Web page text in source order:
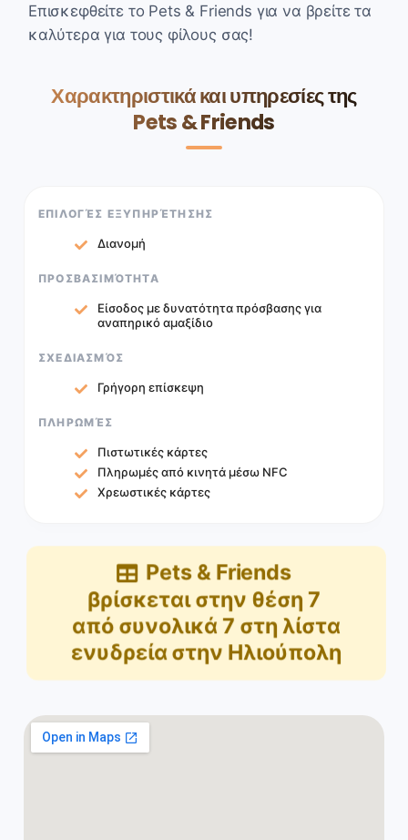
Επισκεφθείτε το Pets & Friends για να βρείτε τα
καλύτερα για τους φίλους σας!
Χαρακτηριστικά και υπηρεσίες της
Pets & Friends
ΕΠΙΛΟΓΈΣ ΕΞΥΠΗΡΈΤΗΣΗΣ
Διανομή
ΠΡΟΣΒΑΣΙΜΌΤΗΤΑ
Είσοδος με δυνατότητα πρόσβασης για
αναπηρικό αμαξίδιο
ΣΧΕΔΙΑΣΜΌΣ
Γρήγορη επίσκεψη
ΠΛΗΡΩΜΈΣ
Πιστωτικές κάρτες
Πληρωμές από κινητά μέσω NFC
Χρεωστικές κάρτες
Pets & Friends
βρίσκεται στην θέση 7
από συνολικά 7 στη λίστα
ενυδρεία στην Ηλιούπολη